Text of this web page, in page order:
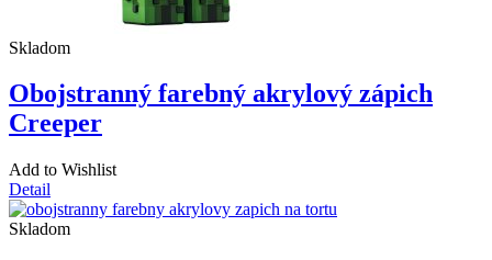
Skladom
Obojstranný farebný akrylový zápich
Creeper
Add to Wishlist
Detail
Skladom